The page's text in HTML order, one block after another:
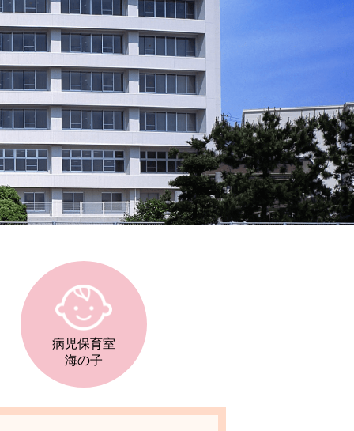
病児保育室
海の子